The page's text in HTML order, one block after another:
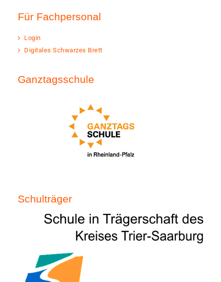
Für Fachpersonal
Login
Digitales Schwarzes Brett
Ganztagsschule
Schulträger